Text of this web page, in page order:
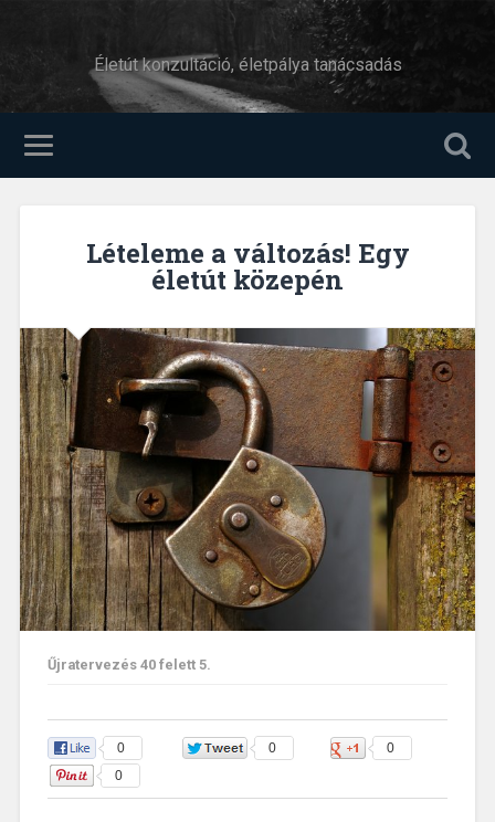
Életút konzultáció, életpálya tanácsadás
Lételeme a változás! Egy
életút közepén
Űjratervezés 40 felett 5.
0 0
0
0